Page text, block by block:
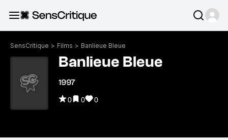
SensCritique > Films > Banlieue Bleue
Banlieue Bleue
1997
0 0 0